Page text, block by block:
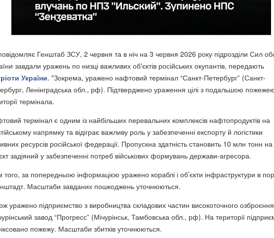
Генштаб ЗСУ, 2 червня та в ніч на 3 червня 2026 року підрозділи Сил
завдали уражень по низці важливих об'єктів російських окупантів, передають
України. "Зокрема, уражено нафтовий термінал “Санкт-Петербург” (Санкт-
Ленінградська обл., рф). Підтверджено ураження цілі з подальшою
термінала.
термінал є одним із найбільших перевальних комплексів нафтопродуктів на
напрямку та відіграє важливу роль у забезпеченні експорту й логістики
ресурсів російської федерації. Пропускна здатність становить 10 млн тонн на
задіяний у забезпеченні потреб військових формувань держави-агресора.
того, за попередньою інформацією уражено кораблі і об’єкти інфраструктури в
Масштаби завданих пошкоджень уточнюються.
уражено підприємство з виробництва складових частин високоточного озброєння
завод “Прогресс” (Мічурінськ, Тамбовська обл., рф). На території
пожежу. Масштаби збитків уточнюються.